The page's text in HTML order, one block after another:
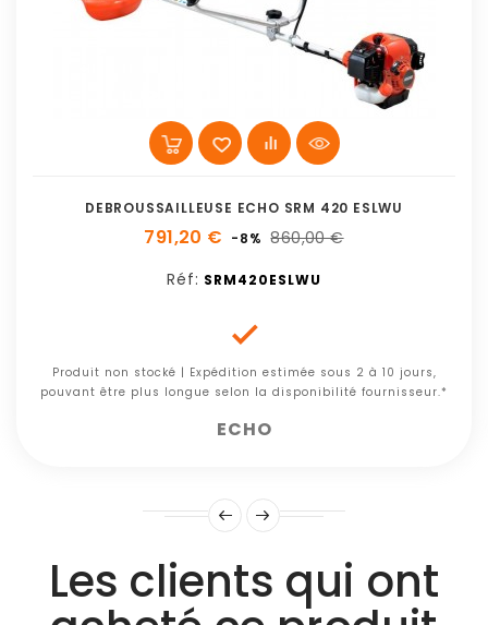
DEBROUSSAILLEUSE ECHO SRM 420 ESLWU
791,20 € -8% 860,00 €
Réf: SRM420ESLWU

Produit non stocké | Expédition estimée sous 2 à 10 jours,
pouvant être plus longue selon la disponibilité fournisseur.*
ECHO
Les clients qui ont